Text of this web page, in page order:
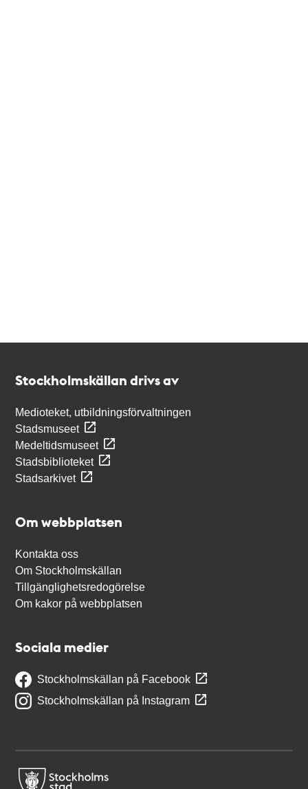
Stockholmskällan drivs av
Medioteket, utbildningsförvaltningen
Stadsmuseet
Medeltidsmuseet
Stadsbiblioteket
Stadsarkivet
Om webbplatsen
Kontakta oss
Om Stockholmskällan
Tillgänglighetsredogörelse
Om kakor på webbplatsen
Sociala medier
Stockholmskällan på Facebook
Stockholmskällan på Instagram